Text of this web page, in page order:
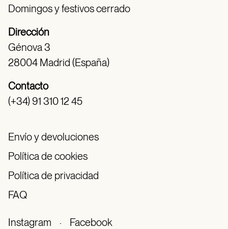
Domingos y festivos cerrado
Dirección
Génova 3
28004 Madrid (España)
Contacto
(+34) 91 310 12 45
Envío y devoluciones
Política de cookies
Política de privacidad
FAQ
Instagram · Facebook